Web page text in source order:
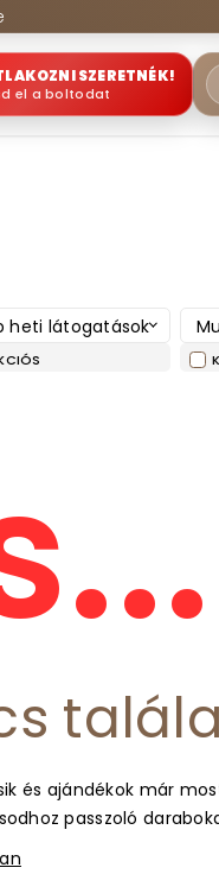
SZERETNÉK!
el a boltodat
heti látogatások
és ajándékok már
passzoló